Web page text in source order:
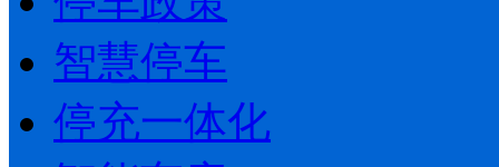
智慧停车
停充一体化